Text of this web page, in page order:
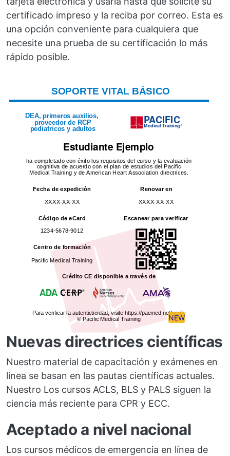
certificado impreso y la reciba por correo. Esta es
una opción conveniente para cualquiera que
necesite una prueba de su certificación lo más
rápido posible.
NEW
Nuevas directrices científicas
Nuestro material de capacitación y exámenes en
línea se basan en las pautas científicas actuales.
Nuestro Los cursos ACLS, BLS y PALS siguen la
ciencia más reciente para CPR y ECC.
Aceptado a nivel nacional
Los cursos médicos de emergencia en línea de